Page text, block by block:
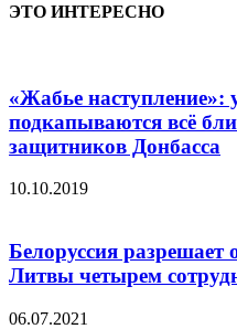
ЭТО ИНТЕРЕСНО
«Жабье наступление»:
подкапываются всё
защитников Донбасса
10.10.2019
Белоруссия разрешает
Литвы четырем
06.07.2021